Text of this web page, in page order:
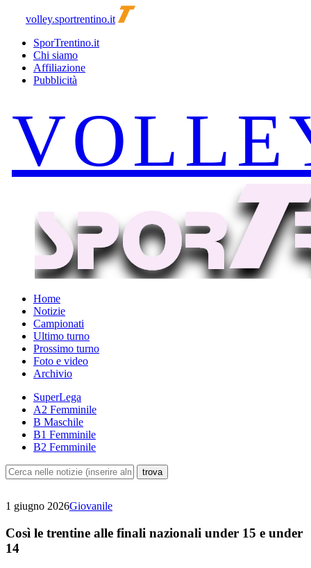
volley.sportrentino.it
SporTrentino.it
Chi siamo
Affiliazione
Pubblicità
Home
Notizie
Campionati
Ultimo turno
Prossimo turno
Foto e video
Archivio
SuperLega
A2 Femminile
B Maschile
B1 Femminile
B2 Femminile
1 giugno 2026Giovanile
Così le trentine alle finali nazionali under 15 e under
14